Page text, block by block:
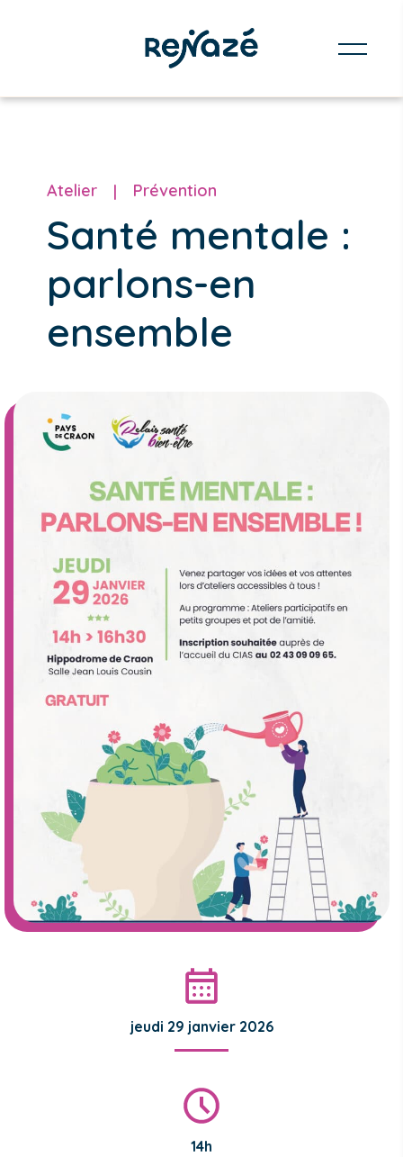
Atelier Prévention
Santé mentale :
parlons-en
ensemble
jeudi 29 janvier 2026
14h